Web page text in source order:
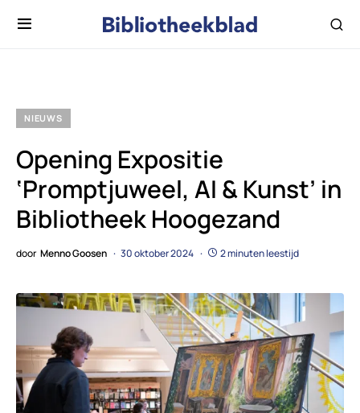
NIEUWS
Opening Expositie
‘Promptjuweel, AI & Kunst’ in
Bibliotheek Hoogezand
door Menno Goosen 30 oktober 2024 2 minuten leestijd